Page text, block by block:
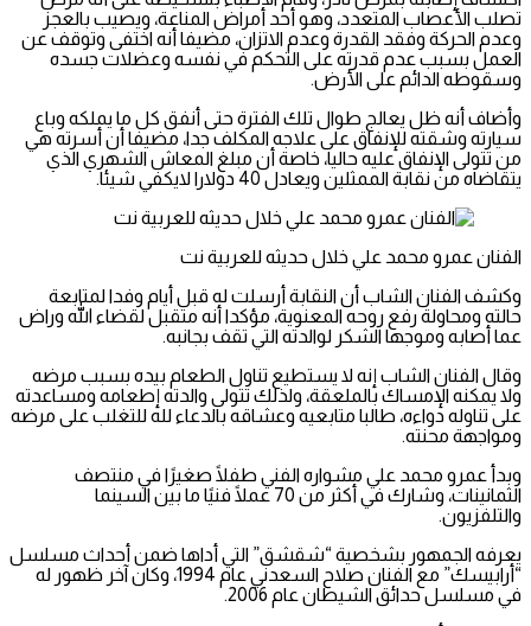
تصلب الأعصاب المتعدد، وهو أحد أمراض المناعة، ويصيب بالعجز
وعدم الحركة وفقد القدرة وعدم الاتزان، مضيفا أنه اختفى وتوقف عن
العمل بسبب عدم قدرته على التحكم في نفسه وعضلات جسده
وسقوطه الدائم على الأرض.
وأضاف أنه ظل يعالج طوال تلك الفترة حتى أنفق كل ما يملكه وباع
سيارته وشقته للإنفاق على علاجه المكلف جدا، مضيفا أن أسرته هي
من تتولى الإنفاق عليه حاليا، خاصة أن مبلغ المعاش الشهري الذي
يتقاضاه من نقابة الممثلين ويعادل 40 دولارا لايكفي شيئا.
الفنان عمرو محمد علي خلال حديثه للعربية نت
وكشف الفنان الشاب أن النقابة أرسلت له قبل أيام وفدا لمتابعة
حالته ومحاولة رفع روحه المعنوية، مؤكدا أنه متقبل لقضاء الله وراض
عما أصابه وموجها الشكر لوالدته التي تقف بجانبه.
وقال الفنان الشاب إنه لا يستطيع تناول الطعام بيده بسبب مرضه
ولا يمكنه الإمساك بالملعقة، ولذلك تتولى والدته إطعامه ومساعدته
على تناوله دواءه، طالبا متابعيه وعشاقه بالدعاء لله للتغلب على مرضه
ومواجهة محنته.
وبدأ عمرو محمد علي مشواره الفني طفلًا صغيرًا في منتصف
الثمانينات، وشارك في أكثر من 70 عملًا فنيًا ما بين السينما
والتلفزيون.
يعرفه الجمهور بشخصية “شقشق” التي أداها ضمن أحداث مسلسل
“أرابيسك” مع الفنان صلاح السعدني عام 1994، وكان آخر ظهور له
في مسلسل حدائق الشيطان عام 2006.